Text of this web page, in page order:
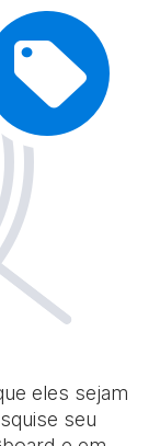
eles sejam
seu